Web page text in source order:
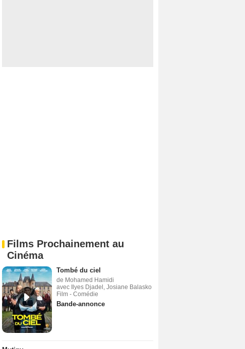
Films Prochainement au
Cinéma
Tombé du ciel
de Mohamed Hamidi
avec Ilyes Djadel, Josiane Balasko
Film - Comédie
Bande-annonce